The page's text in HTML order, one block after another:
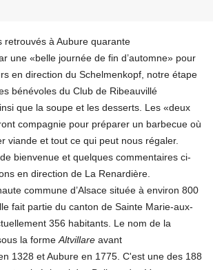
retrouvés à Aubure quarante
une «belle journée de fin d’automne» pour
en direction du Schelmenkopf, notre étape
bénévoles du Club de Ribeauvillé
que la soupe et les desserts. Les «deux
compagnie pour préparer un barbecue où
viande et tout ce qui peut nous régaler.
bienvenue et quelques commentaires ci-
en direction de La Renardière.
commune d’Alsace située à environ 800
fait partie du canton de Sainte Marie-aux-
356 habitants. Le nom de la
la forme Altvillare avant
1328 et Aubure en 1775. C'est une des 188